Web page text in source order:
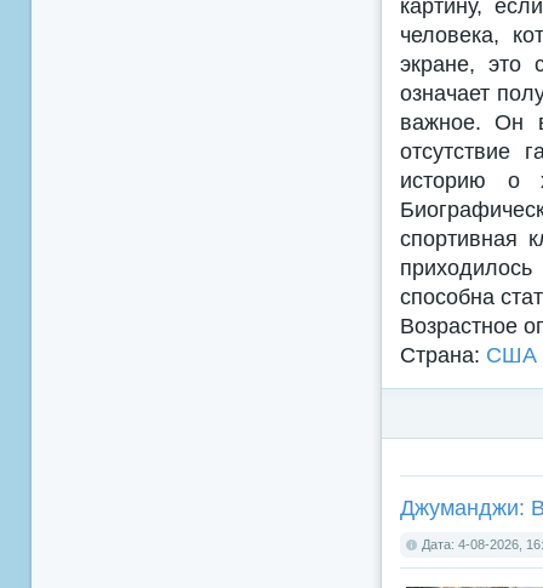
картину,
человека,
экране, это
означает
важное. Он
отсутствие
историю о
спортивная
способна
Возрастное
Страна: США
Джуманджи:
Дата: 4-08-2026,